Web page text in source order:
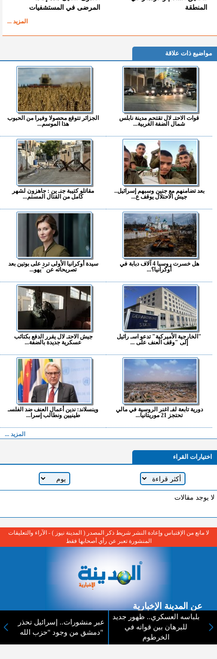
المنطقة
المرضى في المستشفيات
المزيد ...
مواضيع ذات علاقة
قوات الاحتـ لال تقتحم مدينة نابلس
شمال الضفة الغربية...
الجزائر تتوقع محصولا وفيرا من الحبوب
هذا الموسم...
بعد تضامنهم مع جنين وسبهم إسرائيل..
جيش الاحتلال يوقف ع...
مقاتلو كتيبة جنـ ين : جاهزون لشهر
كامل من القتال المستم...
هل خسرت روسيا 4 آلاف دبابة في
أوكرانيا؟...
سيدة أوكرانيا الأولى ترد على بوتين بعد
تصريحاته عن "يهو...
"الخارجية الأميركية" تدعو اسـ رائيل
إلى "وقف العنف على ...
جيش الاحتـ لال يقرر الدفع بكتائب
عسكرية جديدة بالضفة...
دورية تابعة لفـ اغنر الروسية في مالي
تحتجز 21 موريتانيا...
وينسلاند: ندين أعمال العنف ضد الفلسـ
طينيين ونطالب إسرا...
المزيد ...
اختيارات القراء
لا يوجد مقالات
بلباسه العسكري.. ظهور جديد
للبرهان بين قواته في
الخرطوم
عبر منشورات.. إسرائيل تحذر
دمشق من وجود "حزب الله"
لا مانع من الإقتباس وإعادة النشر شريط ذكر المصدر ( المدينة نيوز ) - الآراء والتعليقات
المنشورة تعبر عن رأي أصحابها فقط
عن المدينة الإخبارية
المدينة الإخبارية صحيفة الكترونية شاملة تابعة لشركة قنوات البث
الاردنية تنقل الاخبار المحلية الأردنية وأخبار فلسطين وأبرز الأخبار
العربية والدولية لحظة حدوثها بمهنية رفيعة ليكون العالم بما يجري